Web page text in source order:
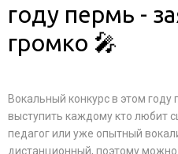
году пермь -
громко 🎤
Вокальный конкурс в этом
выступить каждому кто любит
педагог или уже опытный
дистанционный, поэтому